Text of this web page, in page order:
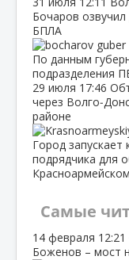
Бочаров
БПЛА
По данным
подразделения
29 июля 17:46
через
районе
Город
подрядчика для
Самые
14 февраля 12:21
Боженов – мост